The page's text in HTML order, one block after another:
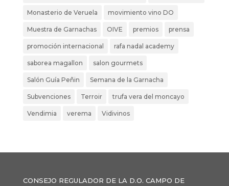
Monasterio de Veruela movimiento vino DO
Muestra de Garnachas OIVE premios prensa
promoción internacional rafa nadal academy
saborea magallon salon gourmets
Salón Guía Peñin Semana de la Garnacha
Subvenciones Terroir trufa vera del moncayo
Vendimia verema Vidivinos
CONSEJO REGULADOR DE LA D.O. CAMPO DE